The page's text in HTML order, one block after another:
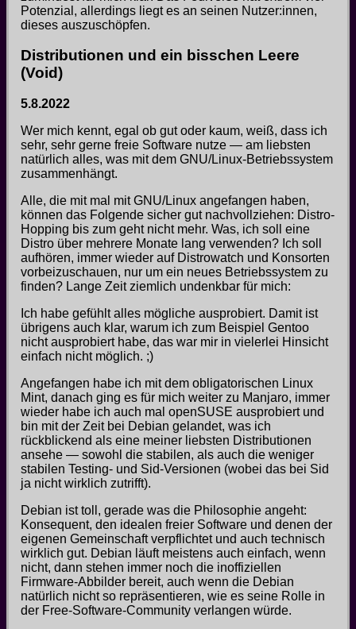
Potenzial, allerdings liegt es an seinen Nutzer:innen,
dieses auszuschöpfen.
Distributionen und ein bisschen Leere
(Void)
5.8.2022
Wer mich kennt, egal ob gut oder kaum, weiß, dass ich
sehr, sehr gerne freie Software nutze — am liebsten
natürlich alles, was mit dem GNU/Linux-Betriebssystem
zusammenhängt.
Alle, die mit mal mit GNU/Linux angefangen haben,
können das Folgende sicher gut nachvollziehen: Distro-
Hopping bis zum geht nicht mehr. Was, ich soll eine
Distro über mehrere Monate lang verwenden? Ich soll
aufhören, immer wieder auf Distrowatch und Konsorten
vorbeizuschauen, nur um ein neues Betriebssystem zu
finden? Lange Zeit ziemlich undenkbar für mich:
Ich habe gefühlt alles mögliche ausprobiert. Damit ist
übrigens auch klar, warum ich zum Beispiel Gentoo
nicht ausprobiert habe, das war mir in vielerlei Hinsicht
einfach nicht möglich. ;)
Angefangen habe ich mit dem obligatorischen Linux
Mint, danach ging es für mich weiter zu Manjaro, immer
wieder habe ich auch mal openSUSE ausprobiert und
bin mit der Zeit bei Debian gelandet, was ich
rückblickend als eine meiner liebsten Distributionen
ansehe — sowohl die stabilen, als auch die weniger
stabilen Testing- und Sid-Versionen (wobei das bei Sid
ja nicht wirklich zutrifft).
Debian ist toll, gerade was die Philosophie angeht:
Konsequent, den idealen freier Software und denen der
eigenen Gemeinschaft verpflichtet und auch technisch
wirklich gut. Debian läuft meistens auch einfach, wenn
nicht, dann stehen immer noch die inoffiziellen
Firmware-Abbilder bereit, auch wenn die Debian
natürlich nicht so repräsentieren, wie es seine Rolle in
der Free-Software-Community verlangen würde.